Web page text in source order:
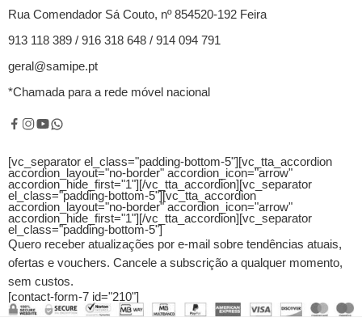
Rua Comendador Sá Couto, nº 854520-192 Feira
913 118 389 / 916 318 648 / 914 094 791
geral@samipe.pt
*Chamada para a rede móvel nacional
[vc_separator el_class="padding-bottom-5"][vc_tta_accordion
accordion_layout="no-border" accordion_icon="arrow"
accordion_hide_first="1"] [/vc_tta_accordion][vc_separator
el_class="padding-bottom-5"][vc_tta_accordion
accordion_layout="no-border" accordion_icon="arrow"
accordion_hide_first="1"] [/vc_tta_accordion][vc_separator
el_class="padding-bottom-5"]
Quero receber atualizações por e-mail sobre tendências atuais,
ofertas e vouchers. Cancele a subscrição a qualquer momento,
sem custos.
[contact-form-7 id="210"]